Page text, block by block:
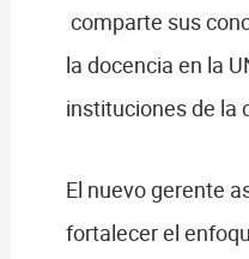
comparte sus
la docencia en la
instituciones de la
El nuevo gerente
fortalecer el